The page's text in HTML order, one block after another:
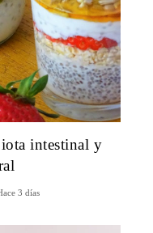
intestinal y
3 días